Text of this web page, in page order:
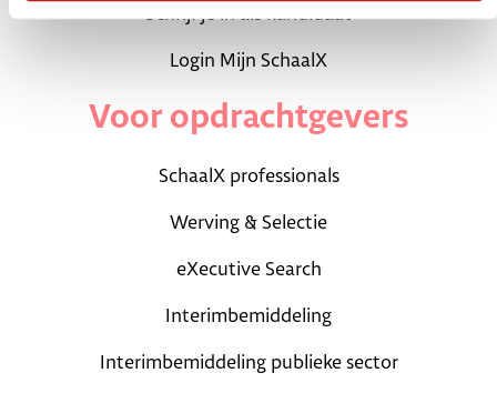
Login Mijn SchaalX
Voor opdrachtgevers
SchaalX professionals
Werving & Selectie
eXecutive Search
Interimbemiddeling
Interimbemiddeling publieke sector